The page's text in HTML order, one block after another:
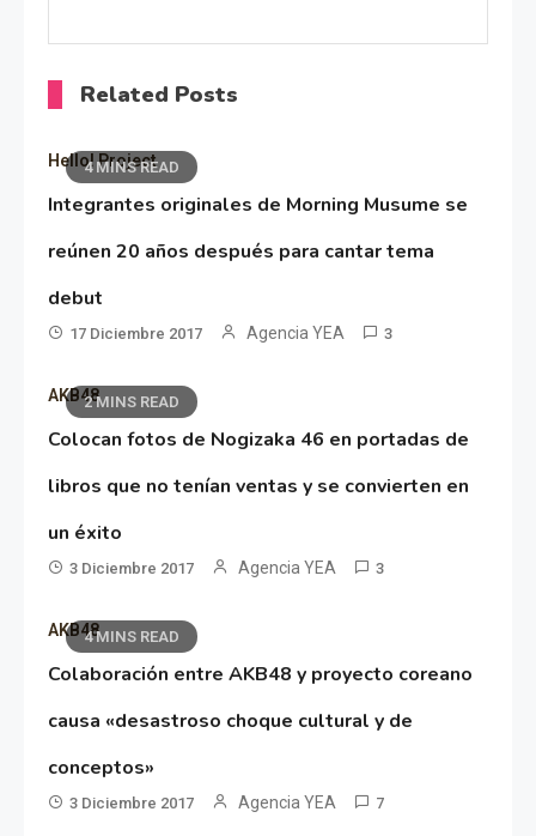
Related Posts
4 MINS READ
Hello! Project
Integrantes originales de Morning Musume se
reúnen 20 años después para cantar tema
debut
17 Diciembre 2017 Agencia YEA 3
2 MINS READ
AKB48
Colocan fotos de Nogizaka 46 en portadas de
libros que no tenían ventas y se convierten en
un éxito
3 Diciembre 2017 Agencia YEA 3
4 MINS READ
AKB48
Colaboración entre AKB48 y proyecto coreano
causa «desastroso choque cultural y de
conceptos»
3 Diciembre 2017 Agencia YEA 7